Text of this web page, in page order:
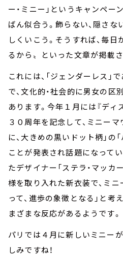
ー・ミニー」というキャンペー
ばん似合う。飾らない、隠さな
しくいこう。そうすれば、毎日
るから〟といった文章が掲載さ
これには、「ジェンダーレス」
で、文化的・社会的に男女の
あります。今年１月には『ディ
３０周年を記念して、ミニー
に、大きめの黒いドット柄」の
ことが発表され話題になって
たデザイナー「ステラ・マッカ
様を取り入れた新衣装で、ミ
って、進歩の象徴となる」と考
まざまな反応があるようです。
パリでは４月に新しいミニー
しみですね！